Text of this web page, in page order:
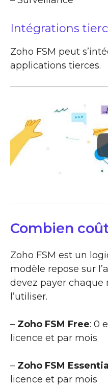
Intégrations
Zoho FSM peut
applications tierces.
Combien
Zoho FSM est un
modèle repose sur
devez payer chaque
l’utiliser.
– Zoho FSM Free: 0
licence et par mois
– Zoho FSM Essential
licence et par mois